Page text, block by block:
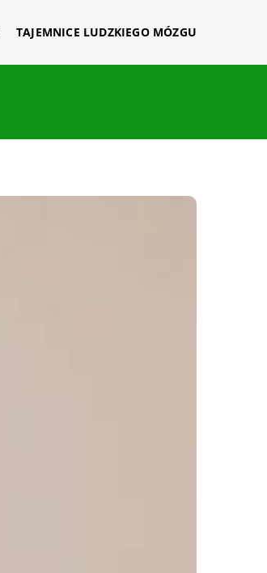
TAJEMNICE LUDZKIEGO MÓZGU